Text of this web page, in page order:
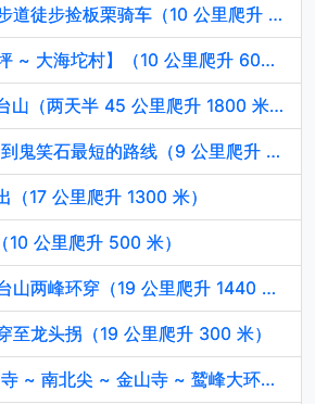
42. 雁栖湖西山路步道徒步捡板栗骑车（10 公里爬升 100 米）
43. 海坨山【闫家坪 ~ 大海坨村】（10 公里爬升 600 米）
44. 风雨逆朝大五台山（两天半 45 公里爬升 1800 米）
45. 西山公园 东门到鬼笑石最短的路线（9 公里爬升 500 米）
（17 公里爬升 1300 米）
10 公里爬升 500 米）
48. 大觉寺北尖阳台山两峰环穿（19 公里爬升 1440 米）
至龙头拐（19 公里爬升 300 米）
50. 大觉寺 ~ 仰神寺 ~ 南北尖 ~ 金山寺 ~ 鹫峰大环线（19 公里爬升 1500 米）